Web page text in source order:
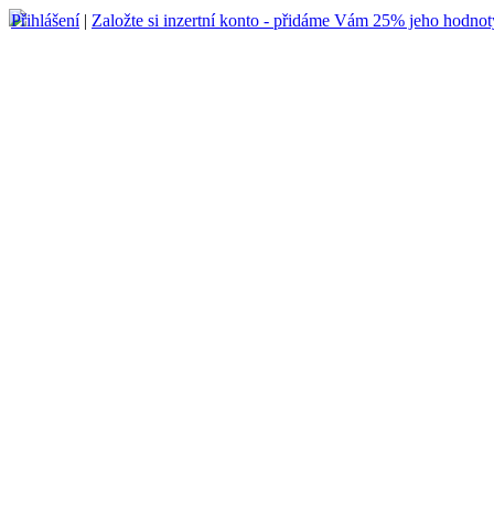
Přihlášení| Založte si inzertní konto - přidáme Vám 25% jeho